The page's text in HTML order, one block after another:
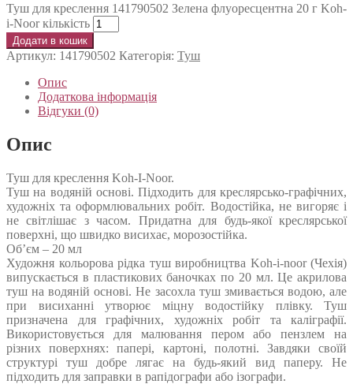
Туш для креслення 141790502 Зелена флуоресцентна 20 г Koh-
i-Noor кількість
Додати в кошик
Артикул: 141790502 Категорія: Туш
Опис
Додаткова інформація
Відгуки (0)
Опис
Туш для креслення Koh-I-Noor.
Туш на водяній основі. Підходить для креслярсько-графічних,
художніх та оформлювальних робіт. Водостійка, не вигоряє і
не світлішає з часом. Придатна для будь-якої креслярської
поверхні, що швидко висихає, морозостійка.
Об’єм – 20 мл
Художня кольорова рідка туш виробництва Koh-i-noor (Чехія)
випускається в пластикових баночках по 20 мл. Це акрилова
туш на водяній основі. Не засохла туш змивається водою, але
при висиханні утворює міцну водостійку плівку. Туш
призначена для графічних, художніх робіт та каліграфії.
Використовується для малювання пером або пензлем на
різних поверхнях: папері, картоні, полотні. Завдяки своїй
структурі туш добре лягає на будь-який вид паперу. Не
підходить для заправки в рапідографи або ізографи.